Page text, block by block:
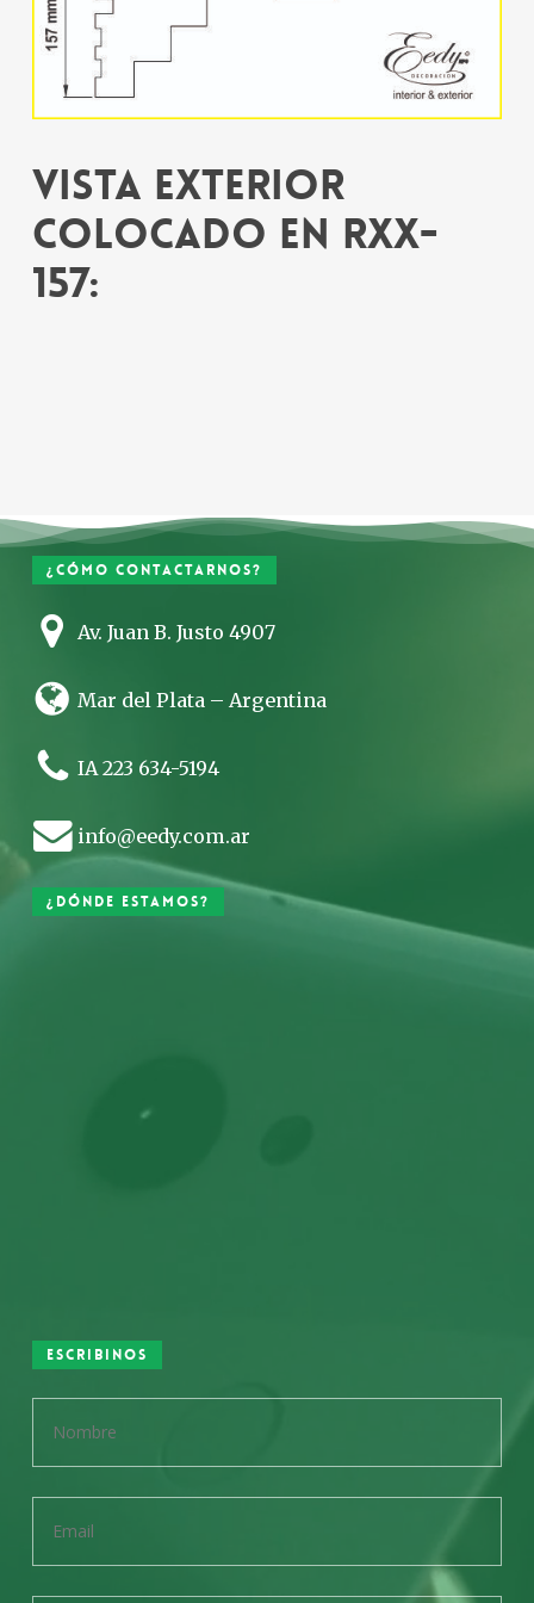
Vista exterior
colocado en RXX-
157:
¿Cómo contactarnos?
Av. Juan B. Justo 4907
Mar del Plata – Argentina
IA 223 634-5194
info@eedy.com.ar
¿Dónde estamos?
Escribinos